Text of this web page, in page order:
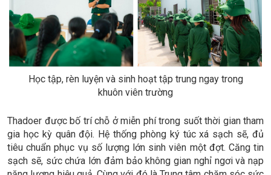
Học tập, rèn luyện và sinh hoạt tập trung ngay trong
khuôn viên trường
Thadoer được bố trí chỗ ở miễn phí trong suốt thời gian tham
gia học kỳ quân đội. Hệ thống phòng ký túc xá sạch sẽ, đủ
tiêu chuẩn phục vụ số lượng lớn sinh viên một đợt. Căng tin
sạch sẽ, sức chứa lớn đảm bảo không gian nghỉ ngơi và nạp